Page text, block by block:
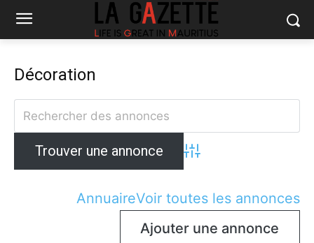
Décoration
Advanced Search
AnnuaireVoir toutes les annonces
Ajouter une annonce